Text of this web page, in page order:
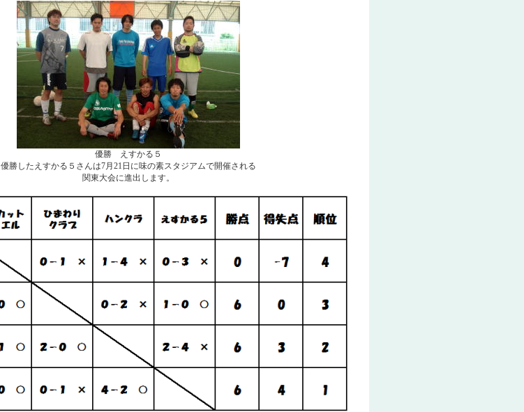
優勝 えすかる５
優勝したえすかる５さんは7月21日に味の素スタジアムで開催される
関東大会に進出します。